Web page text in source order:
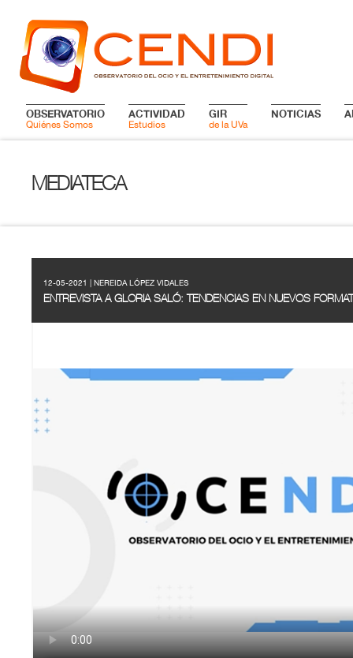
OBSERVATORIO
Quiénes Somos
ACTIVIDAD
Estudios
GIR
de la UVa
NOTICIAS
MEDIATECA
12-05-2021 | NEREIDA LÓPEZ VIDALES
ENTREVISTA A GLORIA SALÓ: TENDENCIAS EN NUEVOS